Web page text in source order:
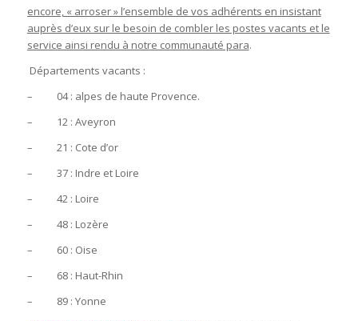
encore, « arroser » l’ensemble de vos adhérents en insistant
auprès d’eux sur le besoin de combler les postes vacants et le
service ainsi rendu à notre communauté para.
Départements vacants :
– 04 : alpes de haute Provence.
– 12 : Aveyron
– 21 : Cote d’or
– 37 : Indre et Loire
– 42 : Loire
– 48 : Lozère
– 60 : Oise
– 68 : Haut-Rhin
– 89 : Yonne